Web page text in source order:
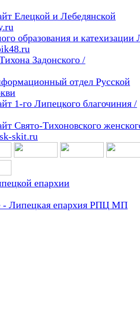
епархии
- Липецкая епархия РПЦ МП